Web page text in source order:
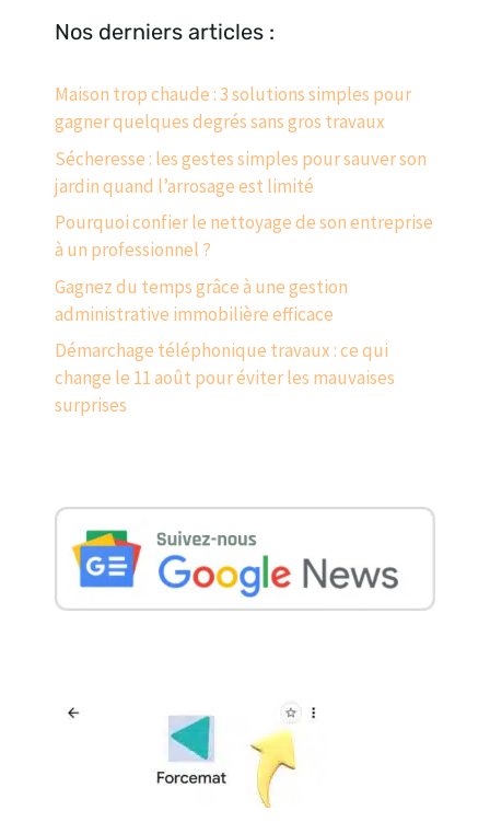
Nos derniers articles :
Maison trop chaude : 3 solutions simples pour
gagner quelques degrés sans gros travaux
Sécheresse : les gestes simples pour sauver son
jardin quand l’arrosage est limité
Pourquoi confier le nettoyage de son entreprise
à un professionnel ?
Gagnez du temps grâce à une gestion
administrative immobilière efficace
Démarchage téléphonique travaux : ce qui
change le 11 août pour éviter les mauvaises
surprises